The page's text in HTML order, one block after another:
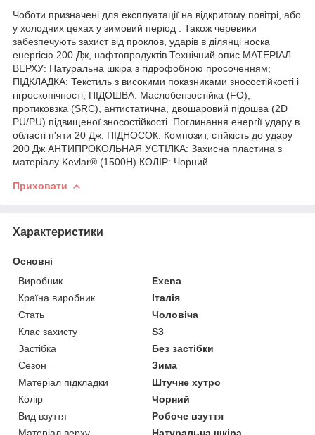
Чоботи призначені для експлуатації на відкритому повітрі, або
у холодних цехах у зимовий період . Також черевики
забезпечують захист від проклов, ударів в ділянці носка
енергією 200 Дж, нафтопродуктів Технічний опис МАТЕРІАЛ
ВЕРХУ: Натуральна шкіра з гідрофобною просоченням;
ПІДКЛАДКА: Текстиль з високими показниками зносостійкості і
гігроскопічності; ПІДОШВА: Маслобензостійка (FO),
протиковзка (SRС), антистатична, двошаровий підошва (2D
PU/PU) підвищеної зносостійкості. Поглинання енергії удару в
області п'яти 20 Дж. ПІДНОСОК: Композит, стійкість до удару
200 Дж АНТИПРОКОЛЬНАЯ УСТІЛКА: Захисна пластина з
матеріалу Kevlar® (1500Н) КОЛІР: Чорний
Приховати
Характеристики
Основні
Виробник
Exena
Країна виробник
Італія
Стать
Чоловіча
Клас захисту
S3
Застібка
Без застібки
Сезон
Зима
Матеріал підкладки
Штучне хутро
Колір
Чорний
Вид взуття
Робоче взуття
Матеріал верху
Натуральна шкіра